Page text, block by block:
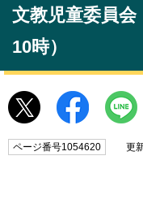
文教児童委員
10時）
ページ番号1054620 更新